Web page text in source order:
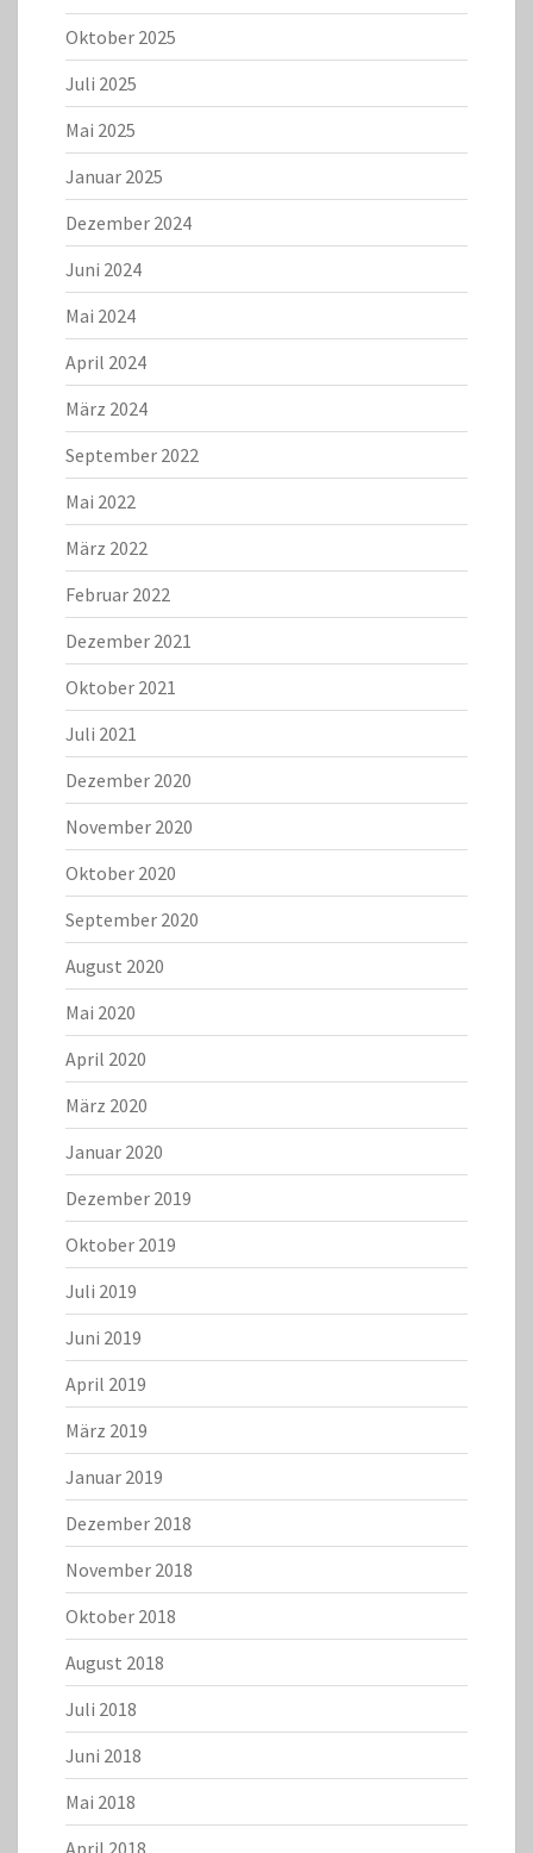
Oktober 2025
Juli 2025
Mai 2025
Januar 2025
Dezember 2024
Juni 2024
Mai 2024
April 2024
März 2024
September 2022
Mai 2022
März 2022
Februar 2022
Dezember 2021
Oktober 2021
Juli 2021
Dezember 2020
November 2020
Oktober 2020
September 2020
August 2020
Mai 2020
April 2020
März 2020
Januar 2020
Dezember 2019
Oktober 2019
Juli 2019
Juni 2019
April 2019
März 2019
Januar 2019
Dezember 2018
November 2018
Oktober 2018
August 2018
Juli 2018
Juni 2018
Mai 2018